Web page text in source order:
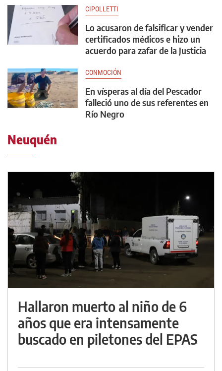
CIPOLLETTI
Lo acusaron de falsificar y vender
certificados médicos e hizo un
acuerdo para zafar de la Justicia
CONMOCIÓN
En vísperas al día del Pescador
falleció uno de sus referentes en
Río Negro
Neuquén
Hallaron muerto al niño de 6
años que era intensamente
buscado en piletones del EPAS